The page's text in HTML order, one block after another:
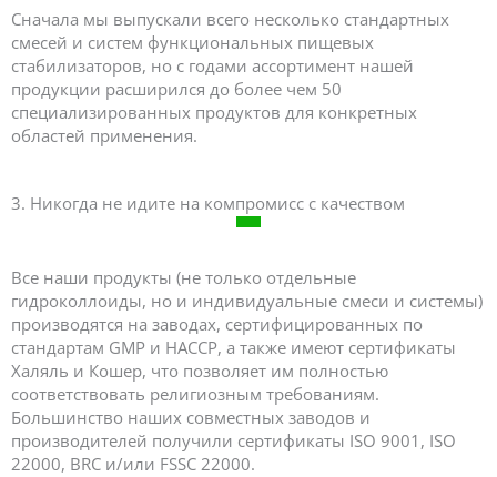
Сначала мы выпускали всего несколько стандартных
смесей и систем функциональных пищевых
стабилизаторов, но с годами ассортимент нашей
продукции расширился до более чем 50
специализированных продуктов для конкретных
областей применения.
3. Никогда не идите на компромисс с качеством
Все наши продукты (не только отдельные
гидроколлоиды, но и индивидуальные смеси и системы)
производятся на заводах, сертифицированных по
стандартам GMP и HACCP, а также имеют сертификаты
Халяль и Кошер, что позволяет им полностью
соответствовать религиозным требованиям.
Большинство наших совместных заводов и
производителей получили сертификаты ISO 9001, ISO
22000, BRC и/или FSSC 22000.